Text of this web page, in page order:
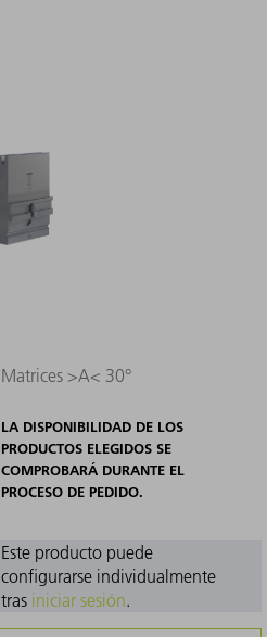
Matrices >A< 30°
LA DISPONIBILIDAD DE LOS
PRODUCTOS ELEGIDOS SE
COMPROBARÁ DURANTE EL
PROCESO DE PEDIDO.
Este producto puede
configurarse individualmente
tras iniciar sesión.